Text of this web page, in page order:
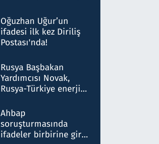
Oğuzhan Uğur’un
ifadesi ilk kez Diriliş
Postası'nda!
Rusya Başbakan
Yardımcısı Novak,
Rusya-Türkiye enerji
nitelikte olduğunu
belirtti
Ahbap
soruşturmasında
ifadeler birbirine girdi: